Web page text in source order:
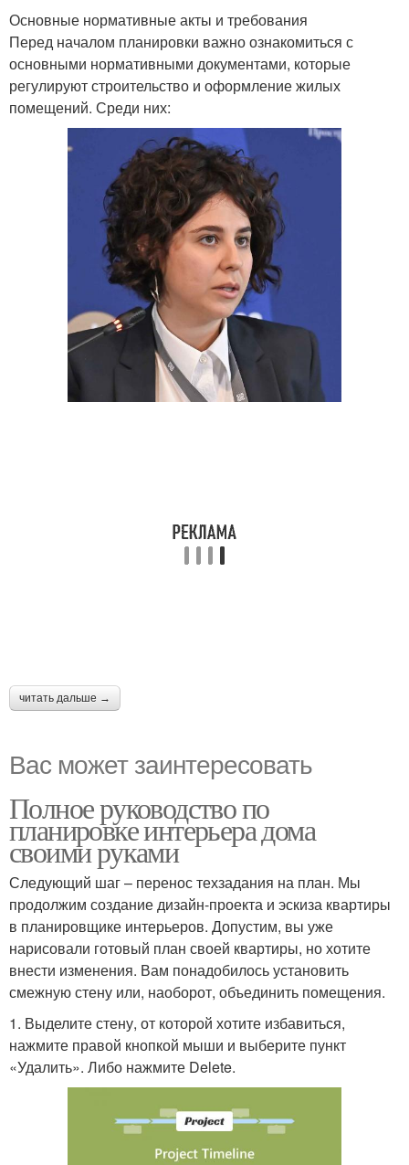
Основные нормативные акты и требования
Перед началом планировки важно ознакомиться с
основными нормативными документами, которые
регулируют строительство и оформление жилых
помещений. Среди них:
читать дальше →
Вас может заинтересовать
Полное руководство по
планировке интерьера дома
своими руками
Следующий шаг – перенос техзадания на план. Мы
продолжим создание дизайн-проекта и эскиза квартиры
в планировщике интерьеров. Допустим, вы уже
нарисовали готовый план своей квартиры, но хотите
внести изменения. Вам понадобилось установить
смежную стену или, наоборот, объединить помещения.
1. Выделите стену, от которой хотите избавиться,
нажмите правой кнопкой мыши и выберите пункт
«Удалить». Либо нажмите Delete.